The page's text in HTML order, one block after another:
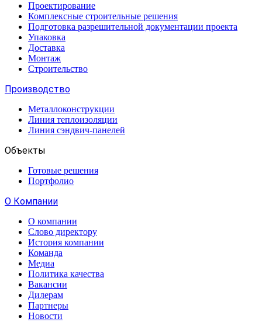
Проектирование
Комплексные строительные решения
Подготовка разрешительной документации проекта
Упаковка
Доставка
Монтаж
Строительство
Производство
Металлоконструкции
Линия теплоизоляции
Линия сэндвич-панелей
Объекты
Готовые решения
Портфолио
О Компании
О компании
Слово директору
История компании
Команда
Медиа
Политика качества
Вакансии
Дилерам
Партнеры
Новости